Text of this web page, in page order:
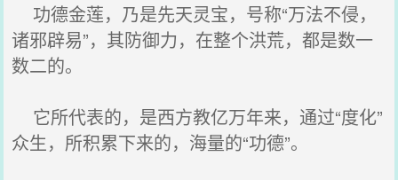
功德金莲，乃是先天灵宝，号称“万法不侵，
诸邪辟易”，其防御力，在整个洪荒，都是数一
数二的。
它所代表的，是西方教亿万年来，通过“度化”
众生，所积累下来的，海量的“功德”。